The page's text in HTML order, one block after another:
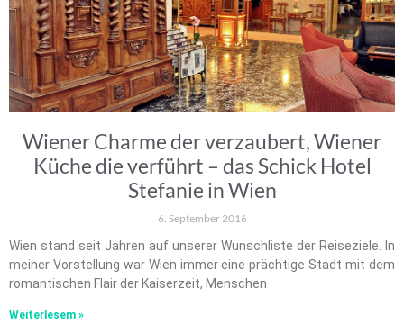
Wiener Charme der verzaubert, Wiener
Küche die verführt – das Schick Hotel
Stefanie in Wien
6. September 2016
Wien stand seit Jahren auf unserer Wunschliste der Reiseziele. In
meiner Vorstellung war Wien immer eine prächtige Stadt mit dem
romantischen Flair der Kaiserzeit, Menschen
Weiterlesem »